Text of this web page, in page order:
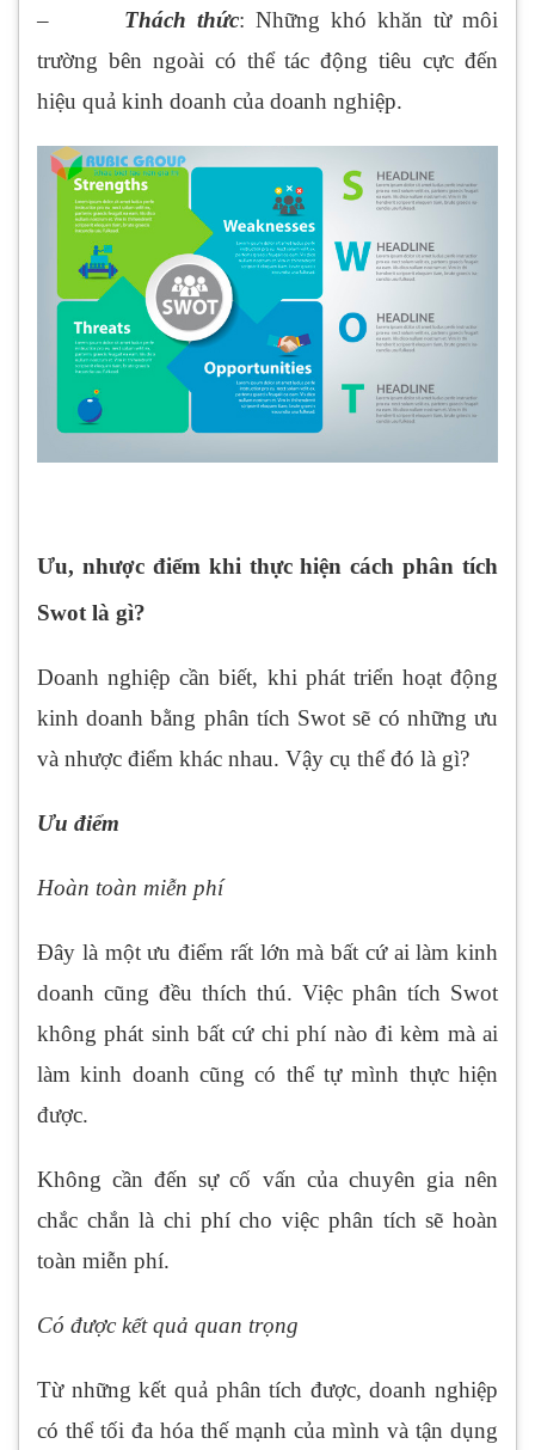
– Thách thức: Những khó khăn từ môi
trường bên ngoài có thể tác động tiêu cực đến
hiệu quả kinh doanh của doanh nghiệp.
Ưu, nhược điểm khi thực hiện cách phân tích
Swot là gì?
Doanh nghiệp cần biết, khi phát triển hoạt động
kinh doanh bằng phân tích Swot sẽ có những ưu
và nhược điểm khác nhau. Vậy cụ thể đó là gì?
Ưu điểm
Hoàn toàn miễn phí
Đây là một ưu điểm rất lớn mà bất cứ ai làm kinh
doanh cũng đều thích thú. Việc phân tích Swot
không phát sinh bất cứ chi phí nào đi kèm mà ai
làm kinh doanh cũng có thể tự mình thực hiện
được.
Không cần đến sự cố vấn của chuyên gia nên
chắc chắn là chi phí cho việc phân tích sẽ hoàn
toàn miễn phí.
Có được kết quả quan trọng
Từ những kết quả phân tích được, doanh nghiệp
có thể tối đa hóa thế mạnh của mình và tận dụng